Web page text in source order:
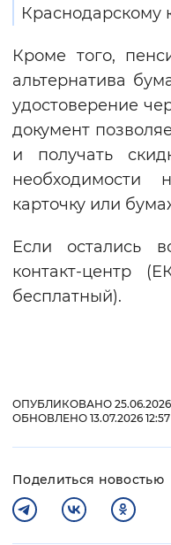
Краснодарскому
Кроме того,
альтернатива
удостоверение
документ
и получать
необходимости
карточку или
Если остались
контакт-центр
бесплатный).
ОПУБЛИКОВАНО 25.06.2026
ОБНОВЛЕНО 13.07.2026 12:57
Поделиться новостью